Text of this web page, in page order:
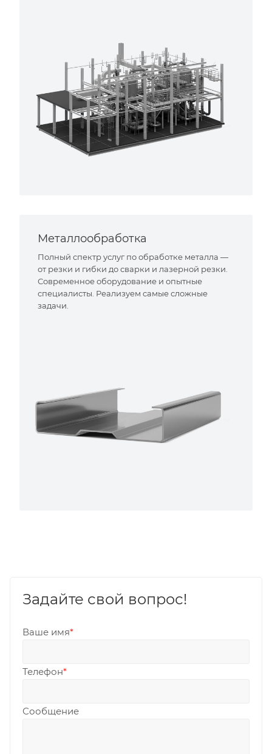
Металлообработка
Полный спектр услуг по обработке металла —
от резки и гибки до сварки и лазерной резки.
Современное оборудование и опытные
специалисты. Реализуем самые сложные
задачи.
Задайте свой вопрос!
Ваше имя*
Телефон*
Сообщение